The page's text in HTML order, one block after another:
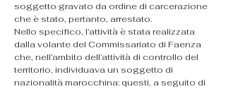
soggetto gravato da ordine di carcerazione
che è stato, pertanto, arrestato.
Nello specifico, l’attività è stata realizzata
dalla volante del Commissariato di Faenza
che, nell’ambito dell’attività di controllo del
territorio, individuava un soggetto di
nazionalità marocchina: questi, a seguito di